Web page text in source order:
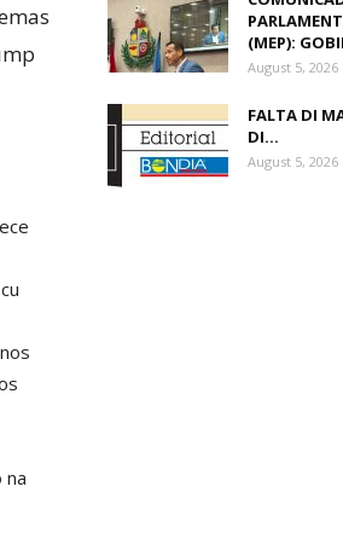
na
(MEP):
August 5, 2026
FALTA DI
DI...
August 5, 2026